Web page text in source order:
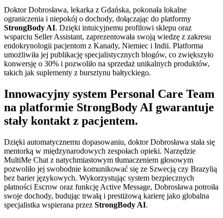
Doktor Dobrosława, lekarka z Gdańska, pokonała lokalne
ograniczenia i niepokój o dochody, dołączając do platformy
StrongBody AI. Dzięki intuicyjnemu profilowi sklepu oraz
wsparciu Seller Assistant, zaprezentowała swoją wiedzę z zakresu
endokrynologii pacjentom z Kanady, Niemiec i Indii. Platforma
umożliwiła jej publikację specjalistycznych blogów, co zwiększyło
konwersję o 30% i pozwoliło na sprzedaż unikalnych produktów,
takich jak suplementy z bursztynu bałtyckiego.
Innowacyjny system Personal Care Team
na platformie StrongBody AI gwarantuje
stały kontakt z pacjentem.
Dzięki automatycznemu dopasowaniu, doktor Dobrosława stała się
mentorką w międzynarodowych zespołach opieki. Narzędzie
MultiMe Chat z natychmiastowym tłumaczeniem głosowym
pozwoliło jej swobodnie komunikować się ze Szwecją czy Brazylią
bez barier językowych. Wykorzystując system bezpiecznych
płatności Escrow oraz funkcję Active Message, Dobrosława potroiła
swoje dochody, budując trwałą i prestiżową karierę jako globalna
specjalistka wspierana przez StrongBody AI.